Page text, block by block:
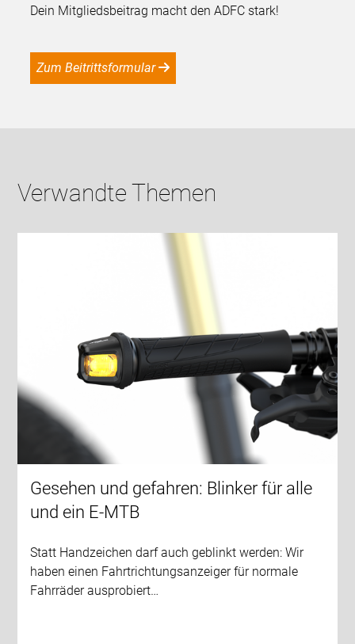
Dein Mitgliedsbeitrag macht den ADFC stark!
Zum Beitrittsformular
Verwandte Themen
Gesehen und gefahren: Blinker für alle
und ein E-MTB
Statt Handzeichen darf auch geblinkt werden: Wir
haben einen Fahrtrichtungsanzeiger für normale
Fahrräder ausprobiert…